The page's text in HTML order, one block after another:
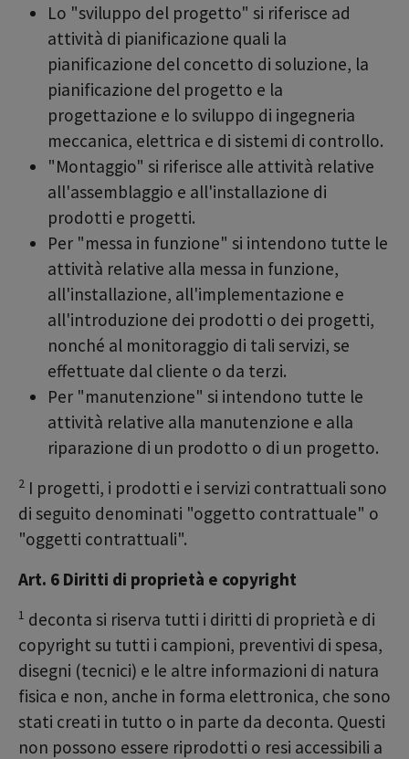
Lo "sviluppo del progetto" si riferisce ad
attività di pianificazione quali la
pianificazione del concetto di soluzione, la
pianificazione del progetto e la
progettazione e lo sviluppo di ingegneria
meccanica, elettrica e di sistemi di controllo.
"Montaggio" si riferisce alle attività relative
all'assemblaggio e all'installazione di
prodotti e progetti.
Per "messa in funzione" si intendono tutte le
attività relative alla messa in funzione,
all'installazione, all'implementazione e
all'introduzione dei prodotti o dei progetti,
nonché al monitoraggio di tali servizi, se
effettuate dal cliente o da terzi.
Per "manutenzione" si intendono tutte le
attività relative alla manutenzione e alla
riparazione di un prodotto o di un progetto.
2 I progetti, i prodotti e i servizi contrattuali sono
di seguito denominati "oggetto contrattuale" o
"oggetti contrattuali".
Art. 6 Diritti di proprietà e copyright
1 deconta si riserva tutti i diritti di proprietà e di
copyright su tutti i campioni, preventivi di spesa,
disegni (tecnici) e le altre informazioni di natura
fisica e non, anche in forma elettronica, che sono
stati creati in tutto o in parte da deconta. Questi
non possono essere riprodotti o resi accessibili a